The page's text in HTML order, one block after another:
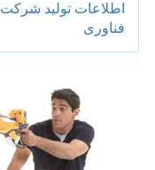
اطلاعات تولید شركت
فناوری